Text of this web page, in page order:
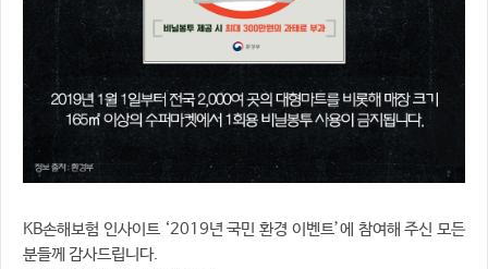
KB손해보험 인사이트 ‘2019년 국민 환경 이벤트’에 참여해 주신 모든
분들께 감사드립니다.